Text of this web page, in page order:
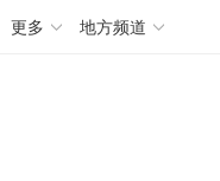
更多 地方频道